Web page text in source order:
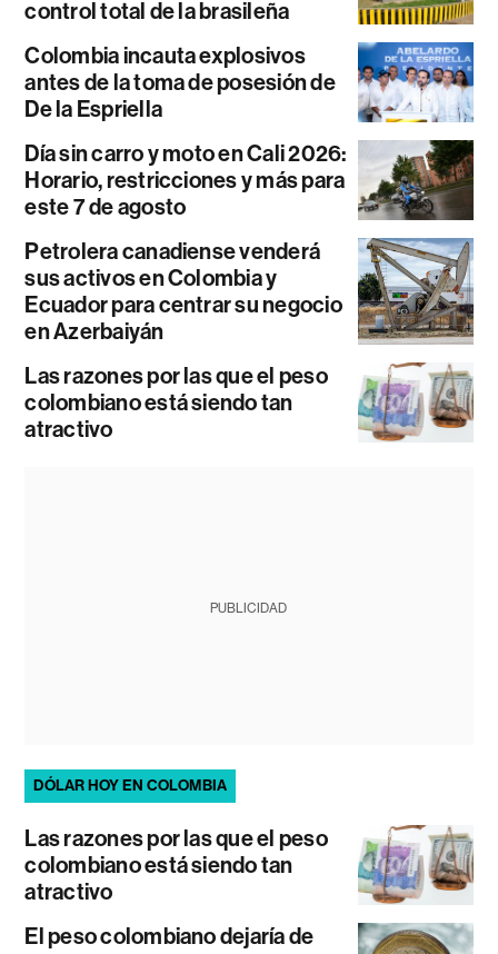
control total de la brasileña
Colombia incauta explosivos
antes de la toma de posesión de
De la Espriella
Día sin carro y moto en Cali 2026:
Horario, restricciones y más para
este 7 de agosto
Petrolera canadiense venderá
sus activos en Colombia y
Ecuador para centrar su negocio
en Azerbaiyán
Las razones por las que el peso
colombiano está siendo tan
atractivo
PUBLICIDAD
DÓLAR HOY EN COLOMBIA
Las razones por las que el peso
colombiano está siendo tan
atractivo
El peso colombiano dejaría de